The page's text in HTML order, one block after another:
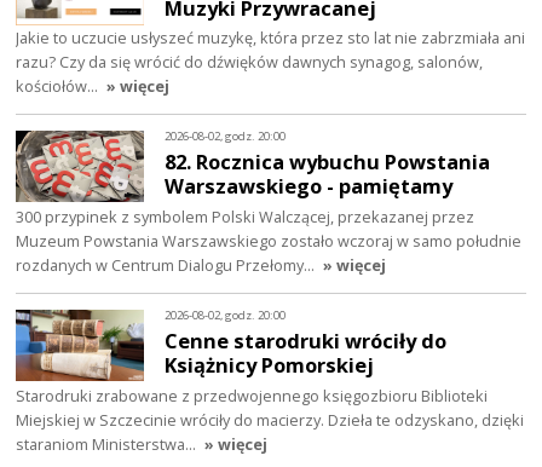
Muzyki Przywracanej
Jakie to uczucie usłyszeć muzykę, która przez sto lat nie zabrzmiała ani
razu? Czy da się wrócić do dźwięków dawnych synagog, salonów,
kościołów… » więcej
2026-08-02, godz. 20:00
82. Rocznica wybuchu Powstania
Warszawskiego - pamiętamy
300 przypinek z symbolem Polski Walczącej, przekazanej przez
Muzeum Powstania Warszawskiego zostało wczoraj w samo południe
rozdanych w Centrum Dialogu Przełomy… » więcej
2026-08-02, godz. 20:00
Cenne starodruki wróciły do
Książnicy Pomorskiej
Starodruki zrabowane z przedwojennego księgozbioru Biblioteki
Miejskiej w Szczecinie wróciły do macierzy. Dzieła te odzyskano, dzięki
staraniom Ministerstwa… » więcej